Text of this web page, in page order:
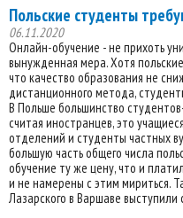
Польские студенты
06.11.2020
Онлайн-обучение - не прихоть
вынужденная мера. Хотя
что качество образования не
дистанционного метода,
В Польше большинство
считая иностранцев, это
отделений и студенты частных
большую часть общего числа
обучение ту же цену, что и
и не намерены с этим мириться.
Лазарского в Варшаве выступили